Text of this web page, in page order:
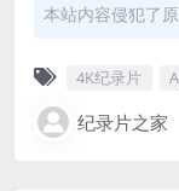
本站内容侵犯了
4K纪录片
纪录片之家